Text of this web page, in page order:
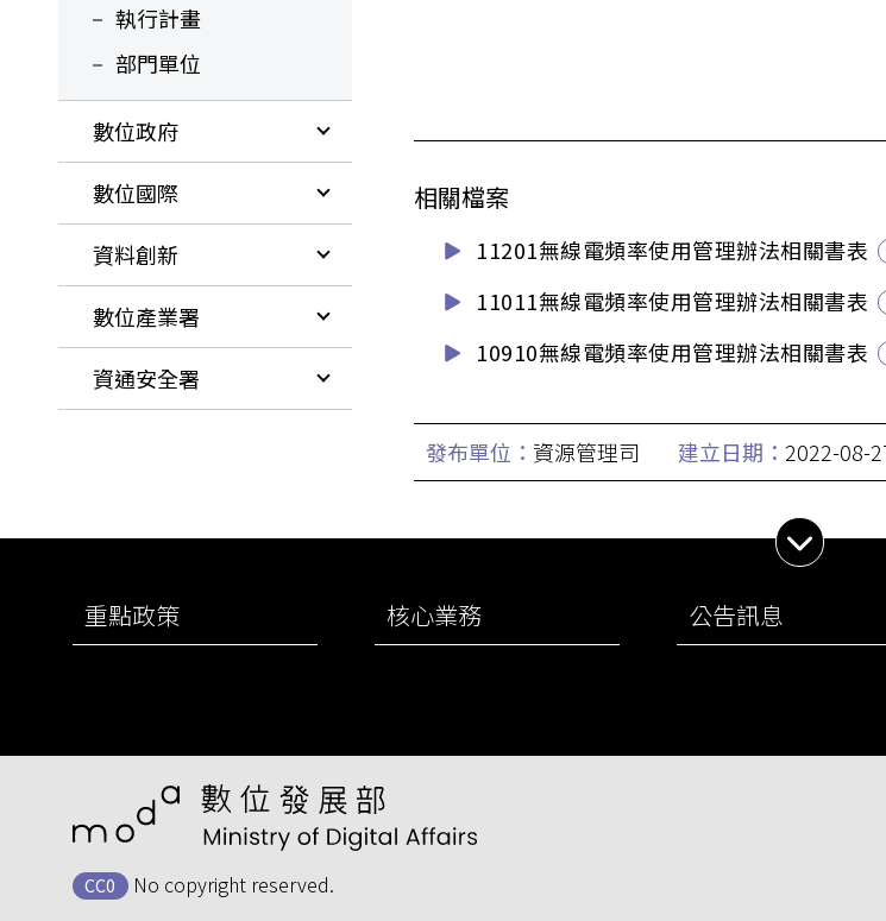
執行計畫
部門單位
數位政府
數位國際
資料創新
數位產業署
資通安全署
相關檔案
11201無線電頻率使用管理辦法相關書表
11011無線電頻率使用管理辦法相關書表
10910無線電頻率使用管理辦法相關書表
發布單位： 資源管理司 建立日期： 2022-08-
展開子
重點政策 核心業務 公告訊息
CC0
No copyright reserved.